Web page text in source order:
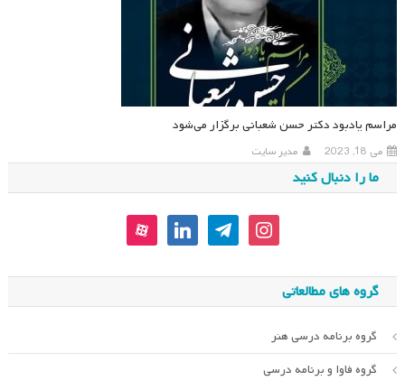
مراسم یادبود دکتر حسن شعبانی برگزار می‌شود
می 18, 2023 مدیر سایت
ما را دنبال کنید
instagram
telegram
linkedin
aparat
گروه های مطالعاتی
گروه برنامه درسی هنر
گروه فاوا و برنامه درسی